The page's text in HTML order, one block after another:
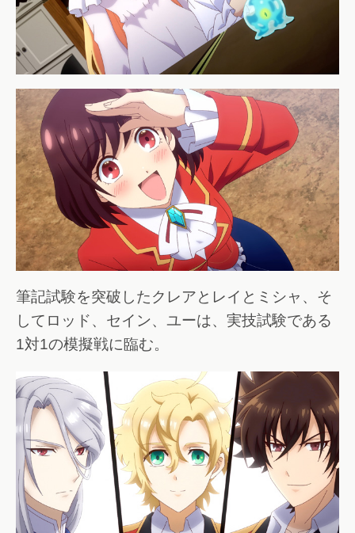
筆記試験を突破したクレアとレイとミシャ、そ
してロッド、セイン、ユーは、実技試験である
1対1の模擬戦に臨む。